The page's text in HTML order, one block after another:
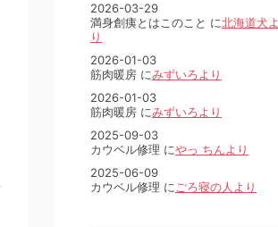
2026-03-29
満身創痍とはこのこと に北海道犬よ
り
2026-01-03
筋肉暖房 にみずいろより
2026-01-03
筋肉暖房 にみずいろより
2025-09-03
カウベル修理 にやっ ちんより
2025-06-09
カウベル修理 に ごろ寝の人より